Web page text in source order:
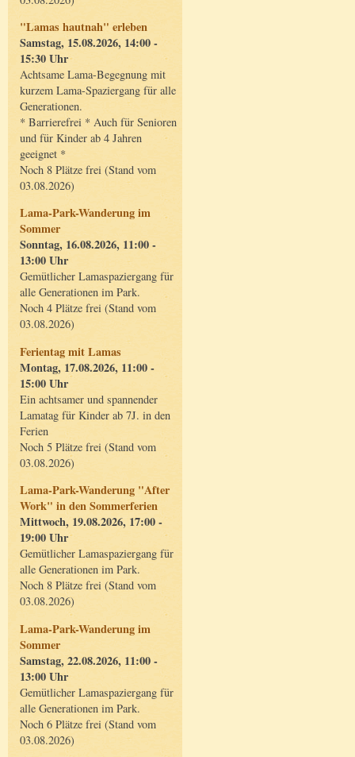
"Lamas hautnah" erleben
Samstag, 15.08.2026, 14:00 -
15:30 Uhr
Achtsame Lama-Begegnung mit
kurzem Lama-Spaziergang für alle
Generationen.
* Barrierefrei * Auch für Senioren
und für Kinder ab 4 Jahren
geeignet *
Noch 8 Plätze frei (Stand vom
03.08.2026)
Lama-Park-Wanderung im
Sommer
Sonntag, 16.08.2026, 11:00 -
13:00 Uhr
Gemütlicher Lamaspaziergang für
alle Generationen im Park.
Noch 4 Plätze frei (Stand vom
03.08.2026)
Ferientag mit Lamas
Montag, 17.08.2026, 11:00 -
15:00 Uhr
Ein achtsamer und spannender
Lamatag für Kinder ab 7J. in den
Ferien
Noch 5 Plätze frei (Stand vom
03.08.2026)
Lama-Park-Wanderung "After
Work" in den Sommerferien
Mittwoch, 19.08.2026, 17:00 -
19:00 Uhr
Gemütlicher Lamaspaziergang für
alle Generationen im Park.
Noch 8 Plätze frei (Stand vom
03.08.2026)
Lama-Park-Wanderung im
Sommer
Samstag, 22.08.2026, 11:00 -
13:00 Uhr
Gemütlicher Lamaspaziergang für
alle Generationen im Park.
Noch 6 Plätze frei (Stand vom
03.08.2026)